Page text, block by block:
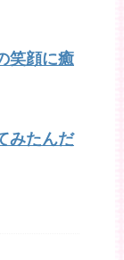
笑顔に癒
みたんだ